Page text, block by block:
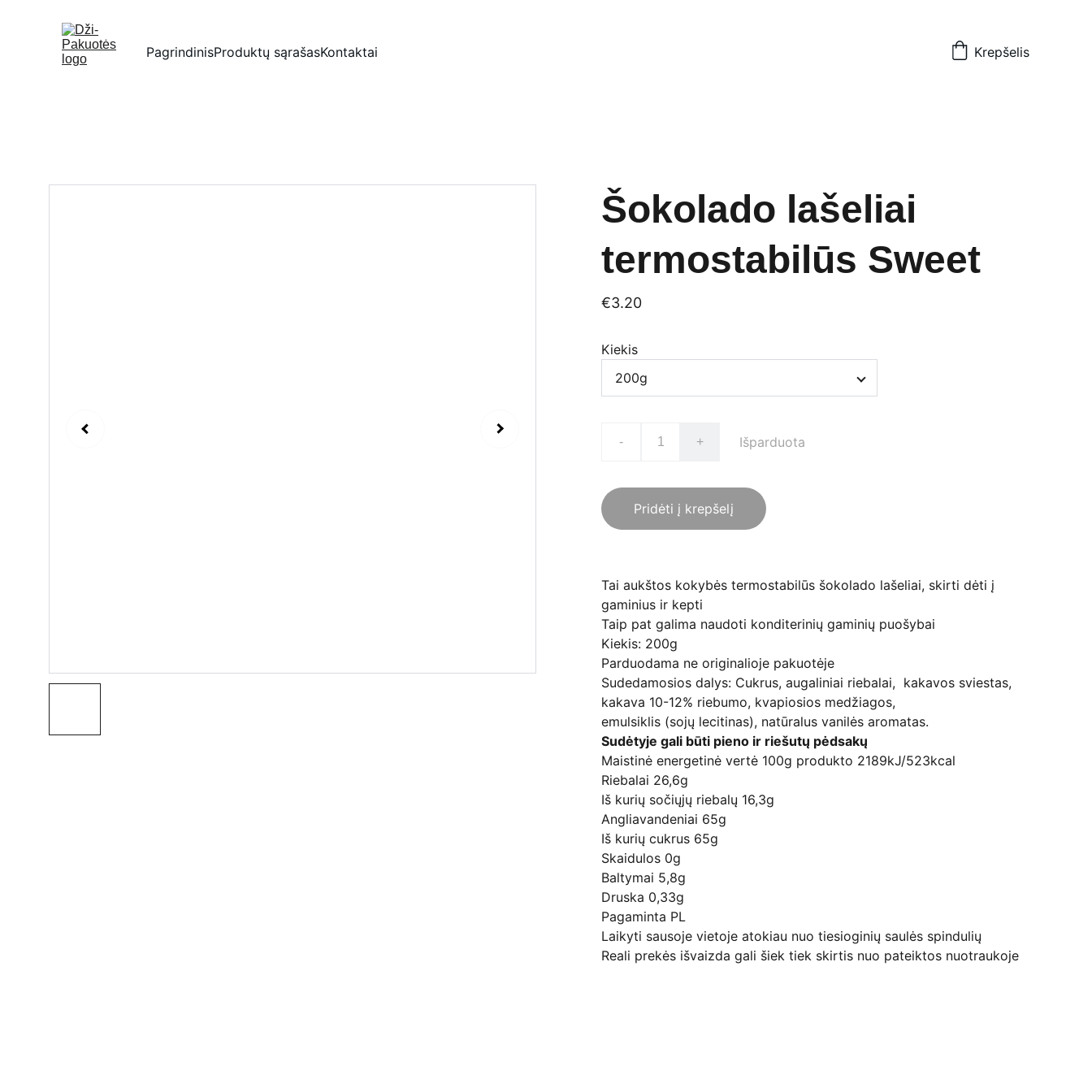
PagrindinisProduktų sąrašasKontaktai Krepšelis
Šokolado lašeliai
termostabilūs Sweet
€3.20
Kiekis
- + Išparduota
Pridėti į krepšelį
Tai aukštos kokybės termostabilūs šokolado lašeliai, skirti dėti į
gaminius ir kepti
Taip pat galima naudoti konditerinių gaminių puošybai
Kiekis: 200g
Parduodama ne originalioje pakuotėje
Sudedamosios dalys: Cukrus, augaliniai riebalai, kakavos sviestas,
kakava 10-12% riebumo, kvapiosios medžiagos,
emulsiklis (sojų lecitinas), natūralus vanilės aromatas.
Sudėtyje gali būti pieno ir riešutų pėdsakų
Maistinė energetinė vertė 100g produkto 2189kJ/523kcal
Riebalai 26,6g
Iš kurių sočiųjų riebalų 16,3g
Angliavandeniai 65g
Iš kurių cukrus 65g
Skaidulos 0g
Baltymai 5,8g
Druska 0,33g
Pagaminta PL
Laikyti sausoje vietoje atokiau nuo tiesioginių saulės spindulių
Reali prekės išvaizda gali šiek tiek skirtis nuo pateiktos nuotraukoje